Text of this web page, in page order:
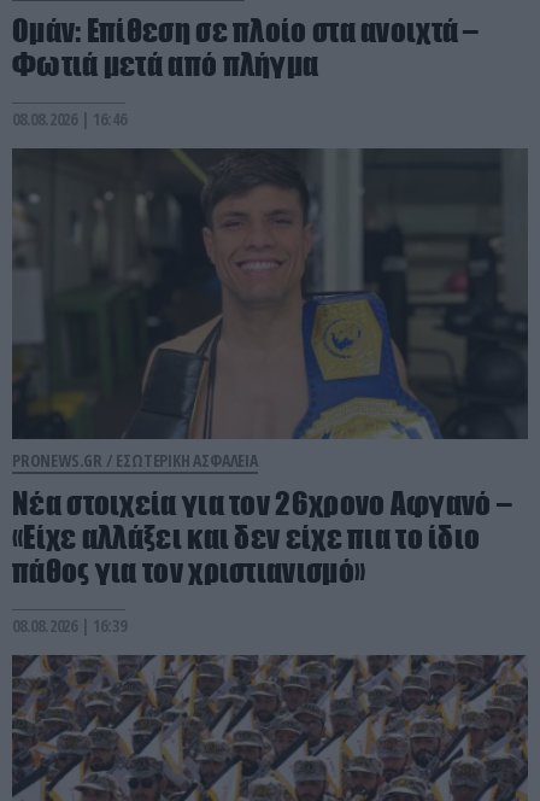
Ομάν: Επίθεση σε πλοίο στα ανοιχτά –
Φωτιά μετά από πλήγμα
08.08.2026 | 16:46
PRONEWS.GR / ΕΣΩΤΕΡΙΚΗ ΑΣΦΑΛΕΙΑ
Νέα στοιχεία για τον 26χρονο Αφγανό –
«Είχε αλλάξει και δεν είχε πια το ίδιο
πάθος για τον χριστιανισμό»
08.08.2026 | 16:39